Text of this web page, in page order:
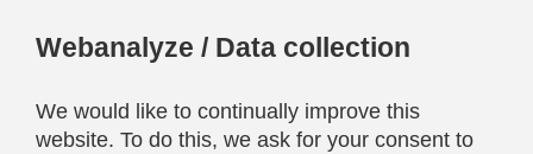
Webanalyze / Data collection
We would like to continually improve this
website. To do this, we ask for your consent to